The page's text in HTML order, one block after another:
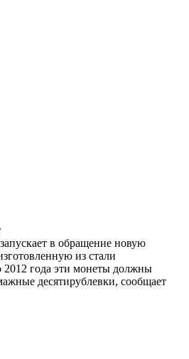
в обращение новую
из стали
2012 года эти монеты должны
десятирублевки, сообщает